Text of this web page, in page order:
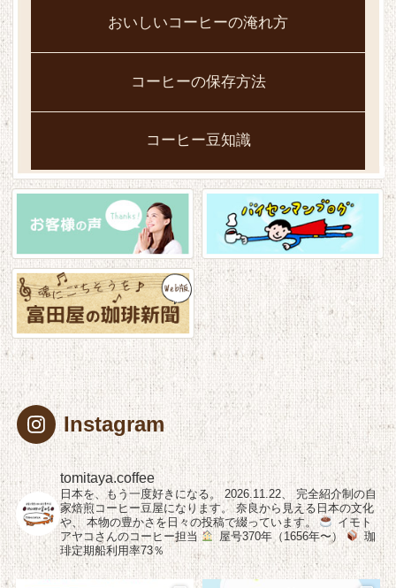
おいしいコーヒーの淹れ方
コーヒーの保存方法
コーヒー豆知識
Instagram
tomitaya.coffee
日本を、もう一度好きになる。 2026.11.22、 完全紹介制の自
家焙煎コーヒー豆屋になります。 奈良から見える日本の文化
や、 本物の豊かさを日々の投稿で綴っています。
イモト
アヤコさんのコーヒー担当
屋号370年（1656年〜）
珈
琲定期船利用率73％